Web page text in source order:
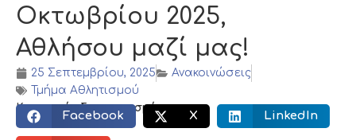
Οκτωβρίου 2025,
Αθλήσου μαζί μας!
25 Σεπτεμβρίου, 2025
Ανακοινώσεις
Τμήμα Αθλητισμού
Κοινωνικός διαμοιρασμός:
Facebook X LinkedIn